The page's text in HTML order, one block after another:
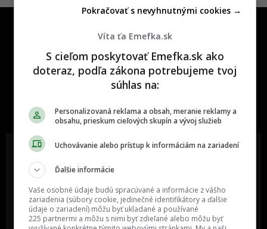
One time najzábavnejšie miesto na
najzabávnejšie miesto na svete
Oslov reklamou viac ako milión
ľudí v rôznych vekových
kategóriách a na rôznych
sociálnych sieťach a nakopni svoj
biznis alebo produkt.
poznáš niekoho, o kom by sme
mali určite napísať?
Víta ťa Emefka.sk
S cieľom poskytovať Emefka.sk ako
doteraz, podľa zákona potrebujeme tvoj
súhlas na:
Personalizovaná reklama a obsah, meranie reklamy a
obsahu, prieskum cieľových skupín a vývoj služieb
Uchovávanie alebo prístup k informáciám na zariadení
Ďalšie informácie
Vaše osobné údaje budú spracúvané a informácie z vášho
zariadenia (súbory cookie, jedinečné identifikátory a ďalšie
údaje o zariadení) môžu byť ukladané a používané
225 partnermi a môžu s nimi byť zdieľané alebo môžu byť
Pokračovať s nevyhnutnými cookies →